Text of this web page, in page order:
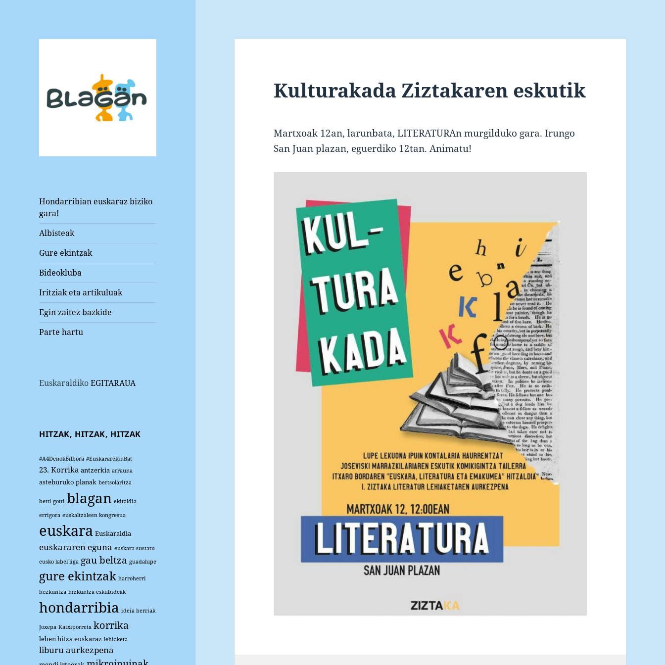
Hondarribian euskaraz biziko
gara!
Albisteak
Gure ekintzak
Bideokluba
Iritziak eta artikuluak
Egin zaitez bazkide
Parte hartu
EuskaraldikoEGITARAUA
HITZAK, HITZAK, HITZAK
#A4DenokBilbora #EuskararekinBat
23. Korrika antzerkia arrauna
asteburuko planak bertsolaritza
betti gotti blagan ekitaldia
errigora euskaltzaleen kongresua
euskara Euskaraldia
euskararen eguna euskara sustatu
eusko label liga gau beltza guadalupe
gure ekintzak harroherri
hezkuntza hizkuntza eskubideak
hondarribia ideia berriak
Joxepa Katxiporreta korrika
lehen hitza euskaraz lehiaketa
liburu aurkezpena
Kulturakada Ziztakaren eskutik
Martxoak 12an, larunbata, LITERATURAn murgilduko gara. Irungo
San Juan plazan, eguerdiko 12tan. Animatu!